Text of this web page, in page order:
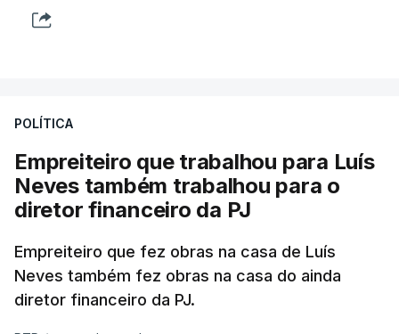
POLÍTICA
Empreiteiro que trabalhou para Luís
Neves também trabalhou para o
diretor financeiro da PJ
Empreiteiro que fez obras na casa de Luís
Neves também fez obras na casa do ainda
diretor financeiro da PJ.